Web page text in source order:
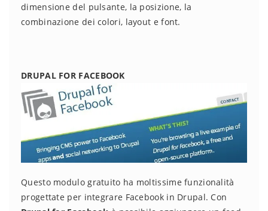
dimensione del pulsante, la posizione, la
combinazione dei colori, layout e font.
DRUPAL FOR FACEBOOK
Questo modulo gratuito ha moltissime funzionalità
progettate per integrare Facebook in Drupal. Con